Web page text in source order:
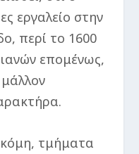
εργαλείο στην
περί το 1600
επομένως,
τμήματα